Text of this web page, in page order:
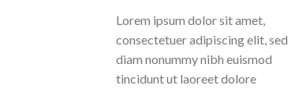
Lorem ipsum dolor sit amet,
consectetuer adipiscing elit, sed
diam nonummy nibh euismod
tincidunt ut laoreet dolore